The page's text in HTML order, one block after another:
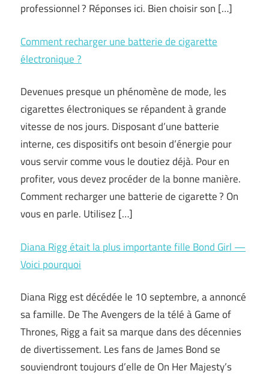
professionnel ? Réponses ici. Bien choisir son […]
Comment recharger une batterie de cigarette
électronique ?
Devenues presque un phénomène de mode, les
cigarettes électroniques se répandent à grande
vitesse de nos jours. Disposant d’une batterie
interne, ces dispositifs ont besoin d’énergie pour
vous servir comme vous le doutiez déjà. Pour en
profiter, vous devez procéder de la bonne manière.
Comment recharger une batterie de cigarette ? On
vous en parle. Utilisez […]
Diana Rigg était la plus importante fille Bond Girl —
Voici pourquoi
Diana Rigg est décédée le 10 septembre, a annoncé
sa famille. De The Avengers de la télé à Game of
Thrones, Rigg a fait sa marque dans des décennies
de divertissement. Les fans de James Bond se
souviendront toujours d’elle de On Her Majesty’s